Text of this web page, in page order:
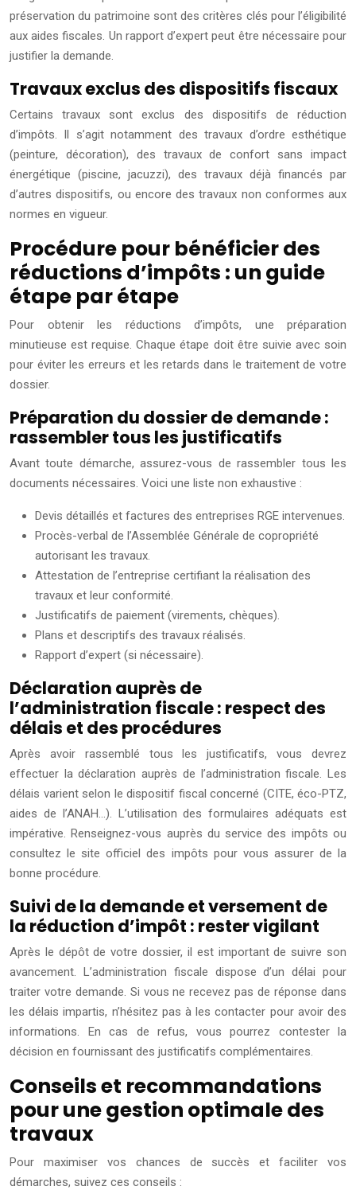
préservation du patrimoine sont des critères clés pour l’éligibilité
aux aides fiscales. Un rapport d’expert peut être nécessaire pour
justifier la demande.
Travaux exclus des dispositifs fiscaux
Certains travaux sont exclus des dispositifs de réduction
d’impôts. Il s’agit notamment des travaux d’ordre esthétique
(peinture, décoration), des travaux de confort sans impact
énergétique (piscine, jacuzzi), des travaux déjà financés par
d’autres dispositifs, ou encore des travaux non conformes aux
normes en vigueur.
Procédure pour bénéficier des
réductions d’impôts : un guide
étape par étape
Pour obtenir les réductions d’impôts, une préparation
minutieuse est requise. Chaque étape doit être suivie avec soin
pour éviter les erreurs et les retards dans le traitement de votre
dossier.
Préparation du dossier de demande :
rassembler tous les justificatifs
Avant toute démarche, assurez-vous de rassembler tous les
documents nécessaires. Voici une liste non exhaustive :
Devis détaillés et factures des entreprises RGE intervenues.
Procès-verbal de l’Assemblée Générale de copropriété
autorisant les travaux.
Attestation de l’entreprise certifiant la réalisation des
travaux et leur conformité.
Justificatifs de paiement (virements, chèques).
Plans et descriptifs des travaux réalisés.
Rapport d’expert (si nécessaire).
Déclaration auprès de
l’administration fiscale : respect des
délais et des procédures
Après avoir rassemblé tous les justificatifs, vous devrez
effectuer la déclaration auprès de l’administration fiscale. Les
délais varient selon le dispositif fiscal concerné (CITE, éco-PTZ,
aides de l’ANAH…). L’utilisation des formulaires adéquats est
impérative. Renseignez-vous auprès du service des impôts ou
consultez le site officiel des impôts pour vous assurer de la
bonne procédure.
Suivi de la demande et versement de
la réduction d’impôt : rester vigilant
Après le dépôt de votre dossier, il est important de suivre son
avancement. L’administration fiscale dispose d’un délai pour
traiter votre demande. Si vous ne recevez pas de réponse dans
les délais impartis, n’hésitez pas à les contacter pour avoir des
informations. En cas de refus, vous pourrez contester la
décision en fournissant des justificatifs complémentaires.
Conseils et recommandations
pour une gestion optimale des
travaux
Pour maximiser vos chances de succès et faciliter vos
démarches, suivez ces conseils :